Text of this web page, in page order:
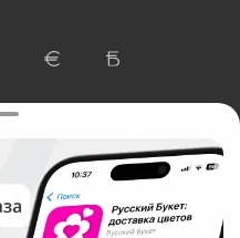
цветов в Туле
«Технология»
ул. Ипподромская,